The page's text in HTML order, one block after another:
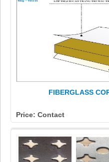
FIBERGLASS
Price: Contact